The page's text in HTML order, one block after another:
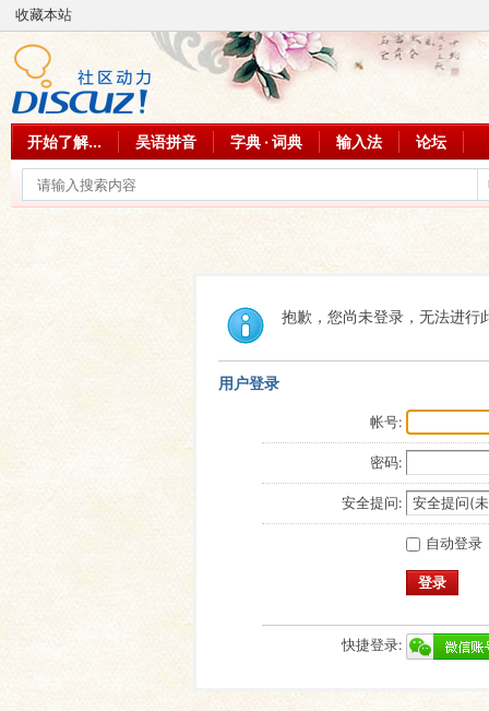
收藏本站
开始了解... 吴语拼音 字典 · 词典 输入法 论坛
抱歉，您尚未登录，无法进行
用户登录
帐号:
密码:
安全提问:
自动登录
登录
快捷登录: